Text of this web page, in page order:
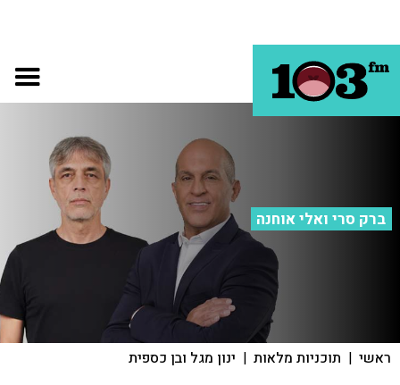
ברק סרי ואלי אוחנה
ראשי | תוכניות מלאות | ינון מגל ובן כספית